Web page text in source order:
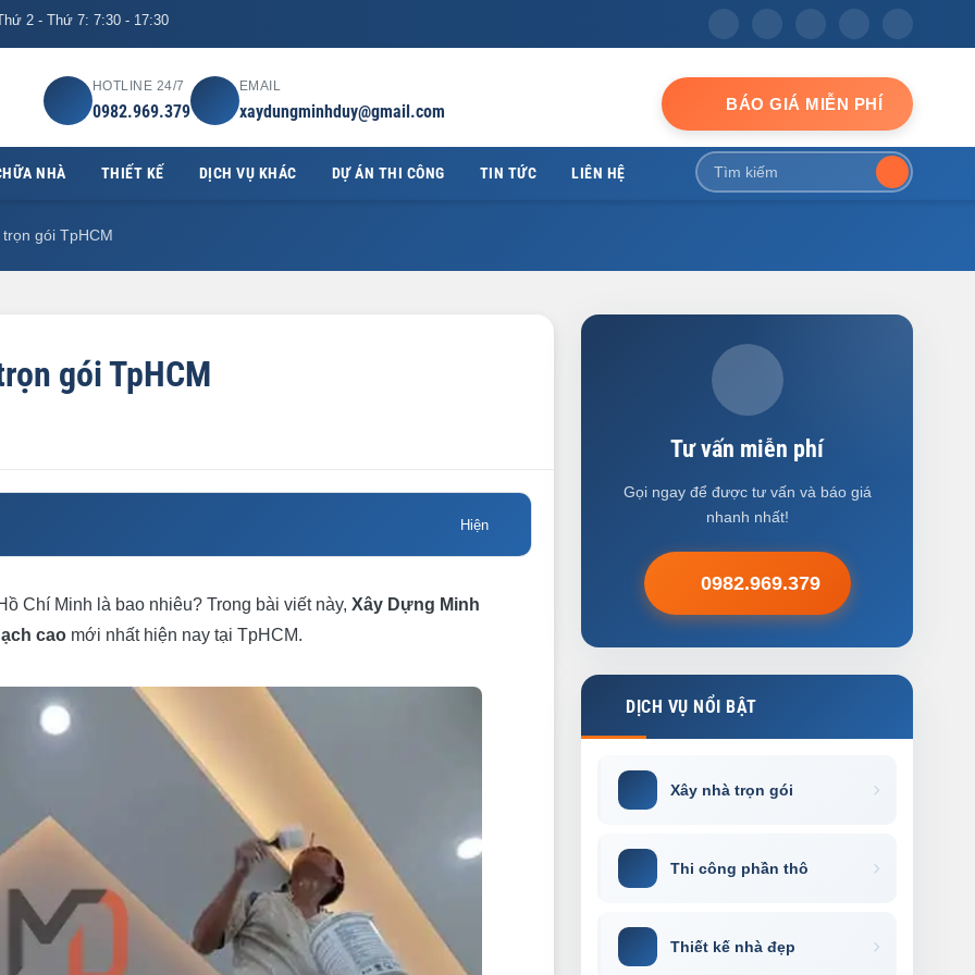
2 - Thứ 7: 7:30 - 17:30
HOTLINE 24/7
0982.969.379
EMAIL
xaydungminhduy@gmail.com BÁO GIÁ MIỄN PHÍ
NHÀ THIẾT KẾ DỊCH VỤ KHÁC DỰ ÁN THI CÔNG TIN TỨC LIÊN HỆ
gói TpHCM
gói TpHCM
Hiện
Duy
Chí Minh là bao nhiêu? Trong bài viết này, Xây Dựng Minh
cao mới nhất hiện nay tại TpHCM.
Tư vấn miễn phí
Gọi ngay để được tư vấn và báo giá
nhanh nhất!
0982.969.379
DỊCH VỤ NỔI BẬT
Xây nhà trọn gói
Thi công phần thô
Thiết kế nhà đẹp